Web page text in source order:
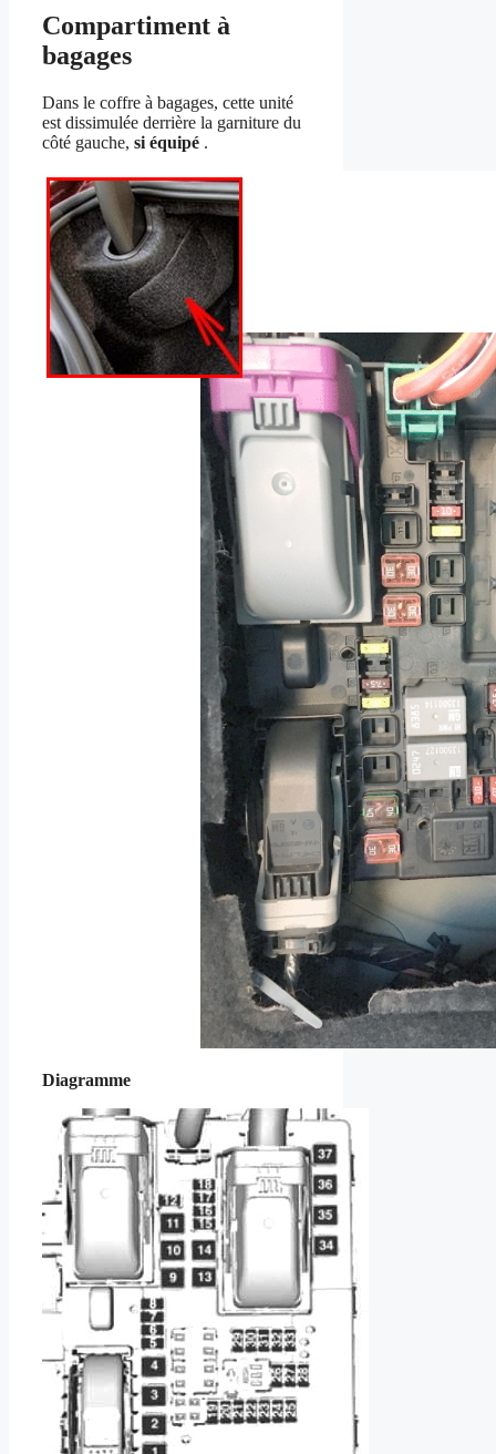
Compartiment à
bagages
Dans le coffre à bagages, cette unité
est dissimulée derrière la garniture du
côté gauche, si équipé .
Diagramme